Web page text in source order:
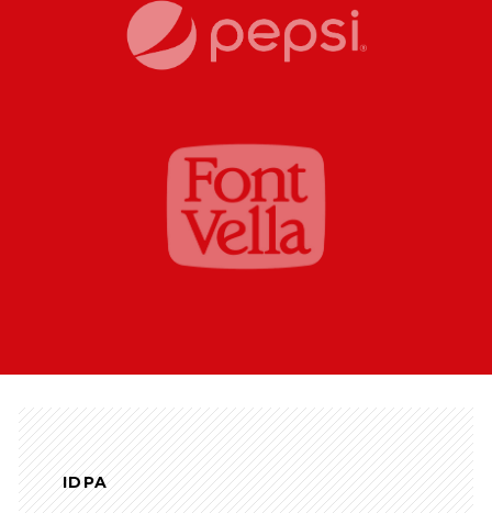
IDPA